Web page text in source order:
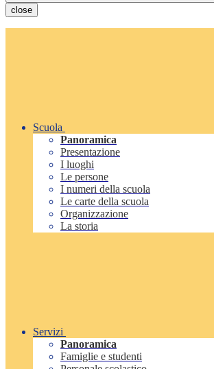
close
Scuola
Panoramica
Presentazione
I luoghi
Le persone
I numeri della scuola
Le carte della scuola
Organizzazione
La storia
Servizi
Panoramica
Famiglie e studenti